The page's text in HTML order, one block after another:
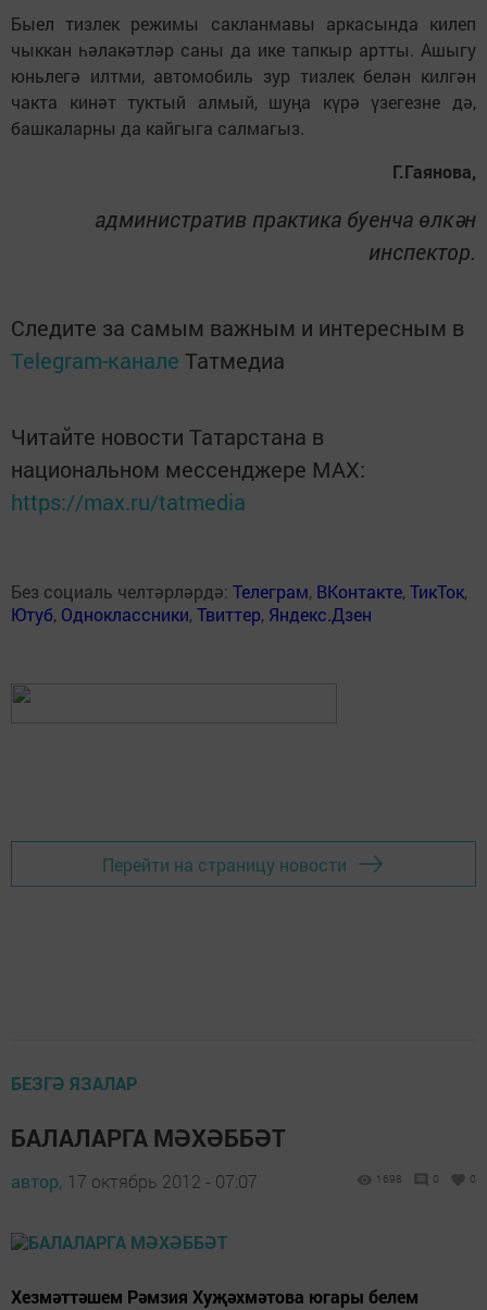
Быел тизлек режимы сакланмавы аркасында килеп
чыккан һәлакәтләр саны да ике тапкыр артты. Ашыгу
юньлегә илтми, автомобиль зур тизлек белән килгән
чакта кинәт туктый алмый, шуңа күрә үзегезне дә,
башкаларны да кайгыга салмагыз.
Г.Гаянова,
административ практика буенча өлкән
инспектор.
Следите за самым важным и интересным в
Telegram-канале Татмедиа
Читайте новости Татарстана в
национальном мессенджере MАХ:
https://max.ru/tatmedia
Без социаль челтәрләрдә: Телеграм, ВКонтакте,ТикТок,
Ютуб, Одноклассники,Твиттер, Яндекс.Дзен
Перейти на страницу новости
БЕЗГӘ ЯЗАЛАР
БАЛАЛАРГА МӘХӘББӘТ
автор, 17 октябрь 2012 - 07:07 1698 0 0
Хезмәттәшем Рәмзия Хуҗәхмәтова югары белем